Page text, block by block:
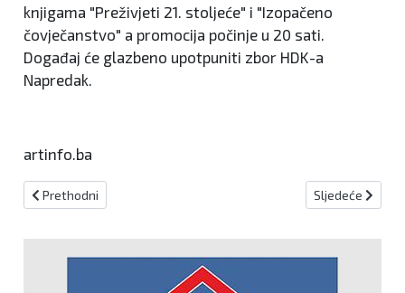
knjigama "Preživjeti 21. stoljeće" i "Izopačeno
čovječanstvo" a promocija počinje u 20 sati.
Događaj će glazbeno upotpuniti zbor HDK-a
Napredak.
artinfo.ba
Prethodni članak: Kino „Theatre“: Od 12. svibnja pogledajte film
Prethodni Sljedeći
Sljedeće